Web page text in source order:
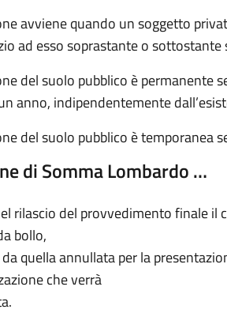
avviene quando un soggetto
ad esso soprastante o
del suolo pubblico è permanente
anno, indipendentemente
del suolo pubblico è temporanea
di Somma Lombardo …
rilascio del provvedimento finale il
bollo,
quella annullata per la
che verrà